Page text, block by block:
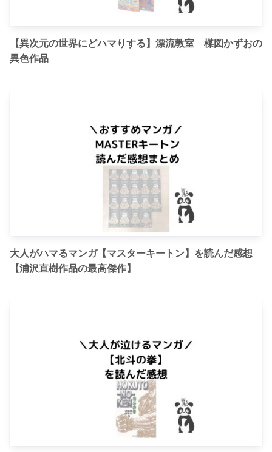
【異次元の世界にどハマりする】漂流教室 楳図かずおの
異色作品
大人がハマるマンガ【マスターキートン】を読んだ感想
【浦沢直樹作品の最高傑作】